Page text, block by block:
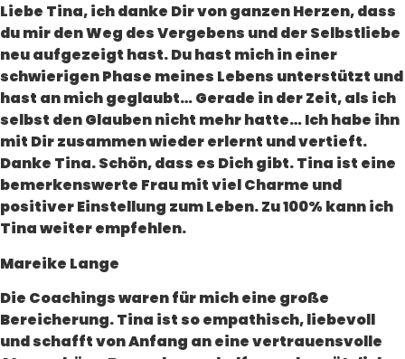
Liebe Tina, ich danke Dir von ganzen Herzen, dass
du mir den Weg des Vergebens und der Selbstliebe
neu aufgezeigt hast. Du hast mich in einer
schwierigen Phase meines Lebens unterstützt und
hast an mich geglaubt… Gerade in der Zeit, als ich
selbst den Glauben nicht mehr hatte… Ich habe ihn
mit Dir zusammen wieder erlernt und vertieft.
Danke Tina. Schön, dass es Dich gibt. Tina ist eine
bemerkenswerte Frau mit viel Charme und
positiver Einstellung zum Leben. Zu 100% kann ich
Tina weiter empfehlen.
Mareike Lange
Die Coachings waren für mich eine große
Bereicherung. Tina ist so empathisch, liebevoll
und schafft von Anfang an eine vertrauensvolle